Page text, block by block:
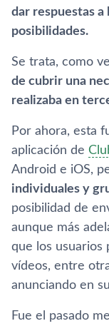
dar respuestas a
posibilidades.
Se trata, como
de cubrir una
realizaba en
Por ahora, esta
aplicación de
Android e iOS,
individuales y
posibilidad de
aunque más
que los usuarios
vídeos, entre
anunciando en
Fue el pasado